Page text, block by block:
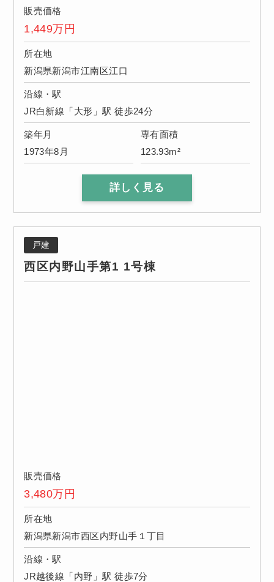
販売価格
1,449万円
所在地
新潟県新潟市江南区江口
沿線・駅
JR白新線「大形」駅 徒歩24分
築年月
1973年8月
専有面積
123.93m²
詳しく見る
戸建
西区内野山手第1 1号棟
販売価格
3,480万円
所在地
新潟県新潟市西区内野山手１丁目
沿線・駅
JR越後線「内野」駅 徒歩7分